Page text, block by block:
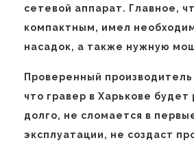
сетевой аппарат. Главное,
компактным, имел
насадок, а также нужную
Проверенный
что гравер в Харькове будет
долго, не сломается в
эксплуатации, не создаст